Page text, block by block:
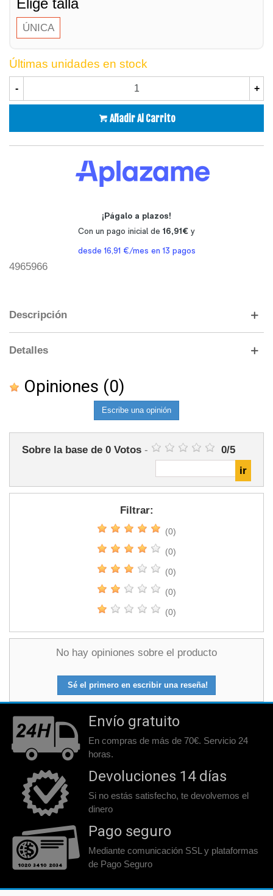
Elige talla
ÚNICA
Últimas unidades en stock
- +
Añadir Al Carrito
4965966
Descripción
Detalles
Opiniones (0)
Escribe una opinión
Sobre la base de 0 Votos - 0/5
Filtrar:
(0)
(0)
(0)
(0)
(0)
No hay opiniones sobre el producto
Sé el primero en escribir una reseña!
Envío gratuito
En compras de más de 70€. Servicio 24
horas.
Devoluciones 14 días
Si no estás satisfecho, te devolvemos el
dinero
Pago seguro
Mediante comunicación SSL y plataformas
de Pago Seguro